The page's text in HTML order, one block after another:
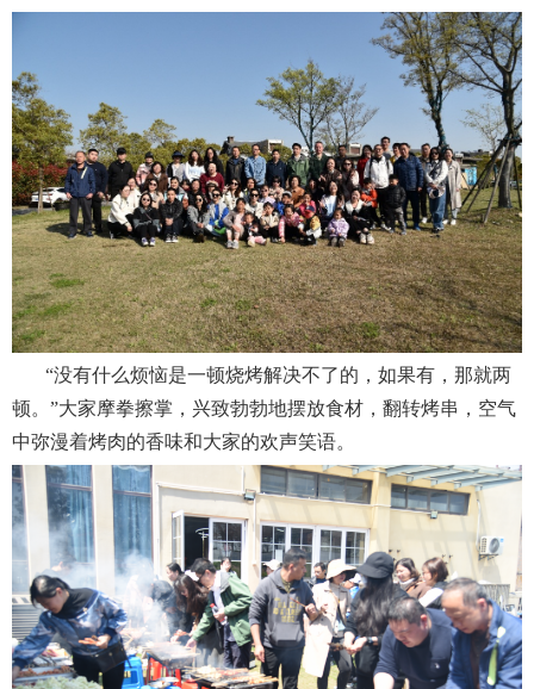
“没有什么烦恼是一顿烧烤解决不了的，如果有，那就两
顿。”大家摩拳擦掌，兴致勃勃地摆放食材，翻转烤串，空气
中弥漫着烤肉的香味和大家的欢声笑语。